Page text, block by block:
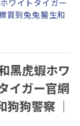
ワイトタイガー
買到兔兔醫生和
黑虎蝦ホワ
イガー官網
狗警察 ｜